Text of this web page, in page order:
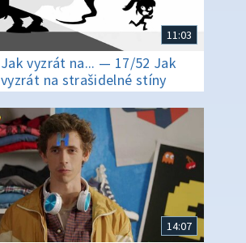
11:03
Jak vyzrát na... — 17/52 Jak
vyzrát na strašidelné stíny
14:07